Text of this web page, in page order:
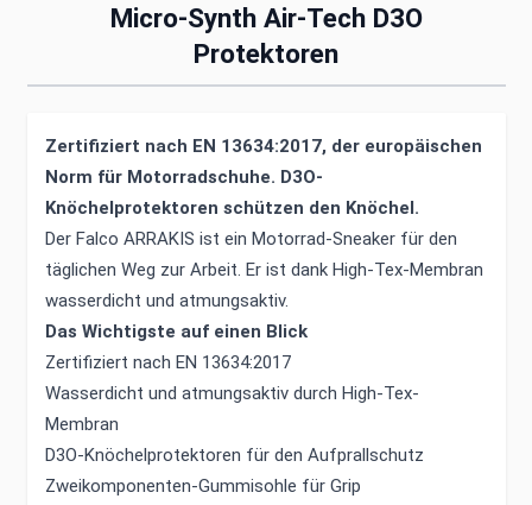
Micro-Synth Air-Tech D3O
Protektoren
Zertifiziert nach EN 13634:2017, der europäischen
Norm für Motorradschuhe. D3O-
Knöchelprotektoren schützen den Knöchel.
Der Falco ARRAKIS ist ein Motorrad-Sneaker für den
täglichen Weg zur Arbeit. Er ist dank High-Tex-Membran
wasserdicht und atmungsaktiv.
Das Wichtigste auf einen Blick
Zertifiziert nach EN 13634:2017
Wasserdicht und atmungsaktiv durch High-Tex-
Membran
D3O-Knöchelprotektoren für den Aufprallschutz
Zweikomponenten-Gummisohle für Grip